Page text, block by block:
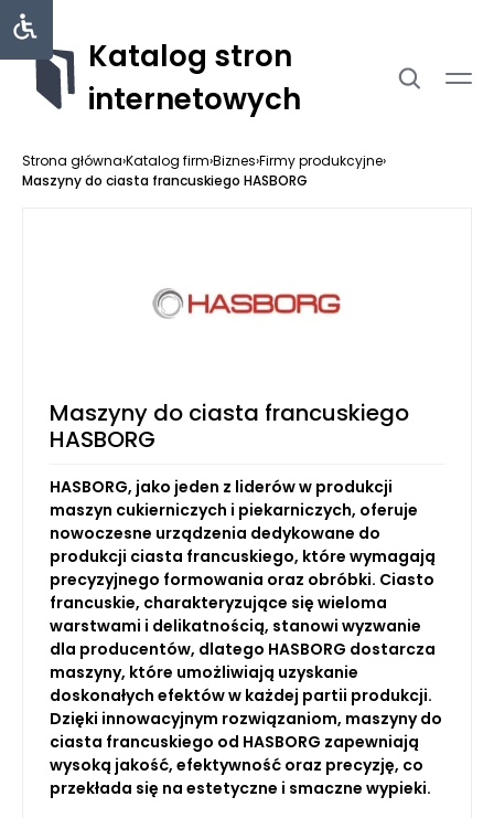
Katalog stron
internetowych
Strona główna›Katalog firm›Biznes›Firmy produkcyjne›
Maszyny do ciasta francuskiego HASBORG
Maszyny do ciasta francuskiego
HASBORG
HASBORG, jako jeden z liderów w produkcji
maszyn cukierniczych i piekarniczych, oferuje
nowoczesne urządzenia dedykowane do
produkcji ciasta francuskiego, które wymagają
precyzyjnego formowania oraz obróbki. Ciasto
francuskie, charakteryzujące się wieloma
warstwami i delikatnością, stanowi wyzwanie
dla producentów, dlatego HASBORG dostarcza
maszyny, które umożliwiają uzyskanie
doskonałych efektów w każdej partii produkcji.
Dzięki innowacyjnym rozwiązaniom, maszyny do
ciasta francuskiego od HASBORG zapewniają
wysoką jakość, efektywność oraz precyzję, co
przekłada się na estetyczne i smaczne wypieki.